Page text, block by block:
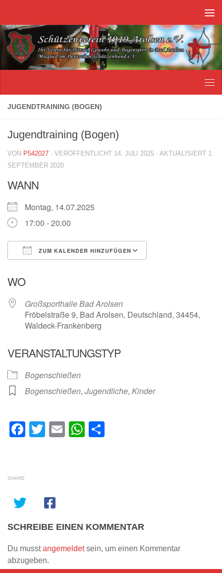
JUGENDTRAINING (BOGEN)
Jugendtraining (Bogen)
VON P542027 · VERÖFFENTLICHT 14. JULI 2025 · AKTUALISIERT 1.
SEPTEMBER 2020
WANN
Montag, 14.07.2025
17:00 - 20:00
ZUM KALENDER HINZUFÜGEN
WO
Großsporthalle Bad Arolsen
Fröbelstraße 9, Bad Arolsen, Deutschland, 34454,
Waldeck-Frankenberg
VERANSTALTUNGSTYP
Bogenschießen
Bogenschießen, Jugendliche, Kinder
Facebook
Twitter
EmailWhatsApp
SHARE
SCHREIBE EINEN KOMMENTAR
Du musstangemeldetsein, um einen Kommentar
abzugeben.